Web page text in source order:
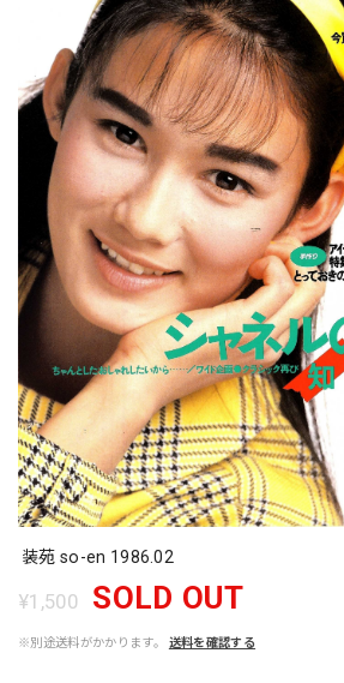
装苑 so-en 1986.02
¥1,500 SOLD OUT
※別途送料がかかります。 送料を確認する